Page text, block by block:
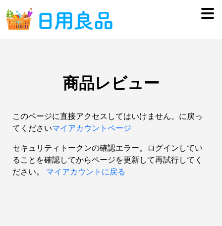
Skip
to
Skip
to
出店のお申し込み
ログイン
商品レビュー
このページに直接アクセスしてはいけません。に戻っ
てくださいマイアカウントページ
セキュリティトークンの確認エラー。ログインしてい
ることを確認してからページを更新して再試行してく
ださい。 マイアカウントに戻る